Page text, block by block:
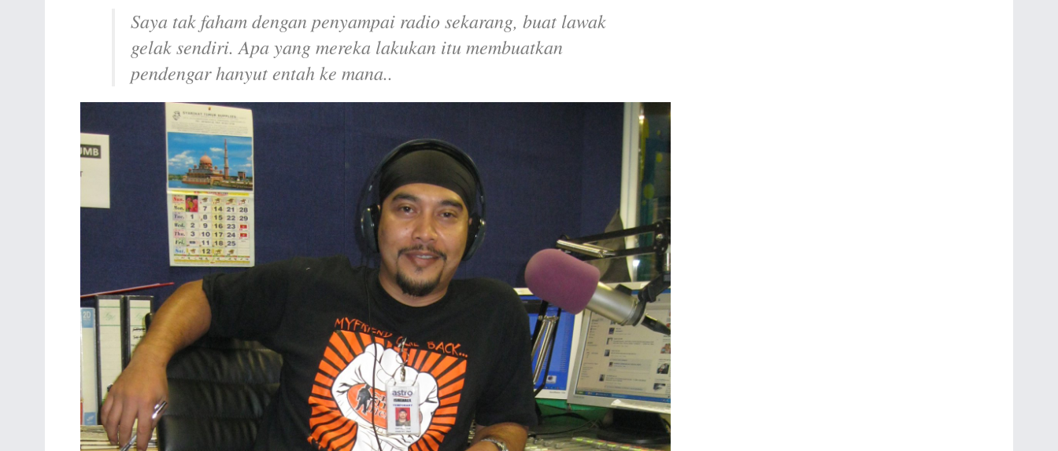
Saya tak faham dengan penyampai radio sekarang, buat lawak
gelak sendiri. Apa yang mereka lakukan itu membuatkan
pendengar hanyut entah ke mana..